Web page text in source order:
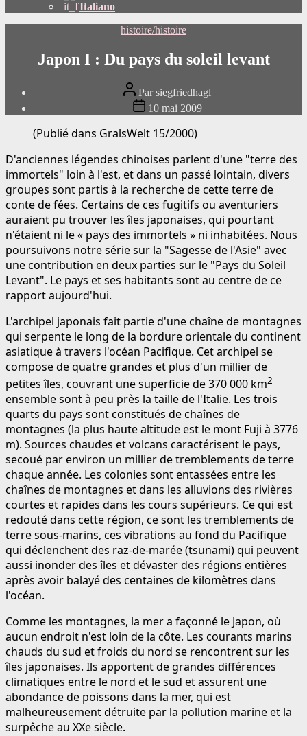
Italiano
Catégories
histoire/histoire
Japon I : Du pays du soleil levant
Auteur
du
message
Parsiegfriedhagl
Date
de
publication
10 mai 2009
(Publié dans GralsWelt 15/2000)
D'anciennes légendes chinoises parlent d'une "terre des
immortels" loin à l'est, et dans un passé lointain, divers
groupes sont partis à la recherche de cette terre de
conte de fées. Certains de ces fugitifs ou aventuriers
auraient pu trouver les îles japonaises, qui pourtant
n'étaient ni le « pays des immortels » ni inhabitées. Nous
poursuivons notre série sur la "Sagesse de l'Asie" avec
une contribution en deux parties sur le "Pays du Soleil
Levant". Le pays et ses habitants sont au centre de ce
rapport aujourd'hui.
L'archipel japonais fait partie d'une chaîne de montagnes
qui serpente le long de la bordure orientale du continent
asiatique à travers l'océan Pacifique. Cet archipel se
compose de quatre grandes et plus d'un millier de
petites îles, couvrant une superficie de 370 000 km2
ensemble sont à peu près la taille de l'Italie. Les trois
quarts du pays sont constitués de chaînes de
montagnes (la plus haute altitude est le mont Fuji à 3776
m). Sources chaudes et volcans caractérisent le pays,
secoué par environ un millier de tremblements de terre
chaque année. Les colonies sont entassées entre les
chaînes de montagnes et dans les alluvions des rivières
courtes et rapides dans les cours supérieurs. Ce qui est
redouté dans cette région, ce sont les tremblements de
terre sous-marins, ces vibrations au fond du Pacifique
qui déclenchent des raz-de-marée (tsunami) qui peuvent
aussi inonder des îles et dévaster des régions entières
après avoir balayé des centaines de kilomètres dans
l'océan.
Comme les montagnes, la mer a façonné le Japon, où
aucun endroit n'est loin de la côte. Les courants marins
chauds du sud et froids du nord se rencontrent sur les
îles japonaises. Ils apportent de grandes différences
climatiques entre le nord et le sud et assurent une
abondance de poissons dans la mer, qui est
malheureusement détruite par la pollution marine et la
surpêche au XXe siècle.